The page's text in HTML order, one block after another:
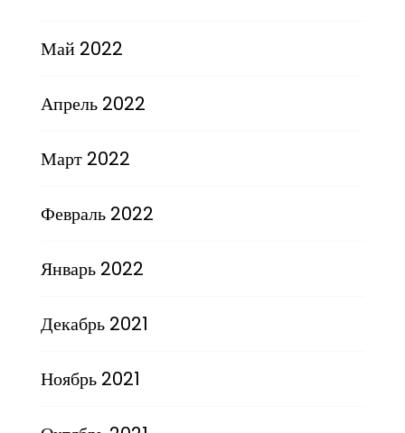
Май 2022
Апрель 2022
Март 2022
Февраль 2022
Январь 2022
Декабрь 2021
Ноябрь 2021